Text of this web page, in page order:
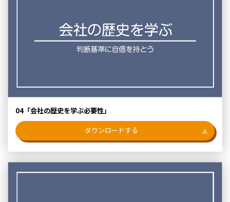
04「会社の歴史を学ぶ必要性」
ダウンロードする